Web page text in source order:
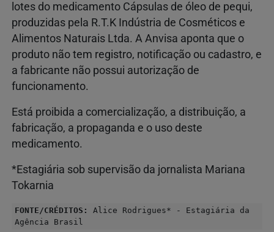
lotes do medicamento Cápsulas de óleo de pequi,
produzidas pela R.T.K Indústria de Cosméticos e
Alimentos Naturais Ltda. A Anvisa aponta que o
produto não tem registro, notificação ou cadastro, e
a fabricante não possui autorização de
funcionamento.
Está proibida a comercialização, a distribuição, a
fabricação, a propaganda e o uso deste
medicamento.
*Estagiária sob supervisão da jornalista Mariana
Tokarnia
FONTE/CRÉDITOS:
Alice Rodrigues* - Estagiária da
Agência Brasil